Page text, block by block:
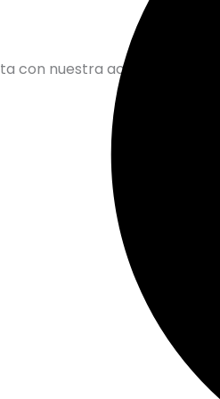
con nuestra actividad